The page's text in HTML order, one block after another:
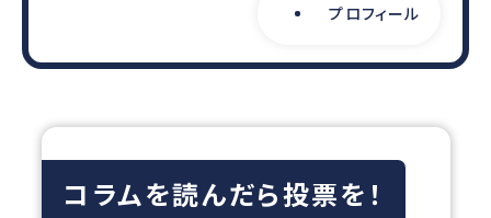
プロフィール
コラムを読んだら投票を！